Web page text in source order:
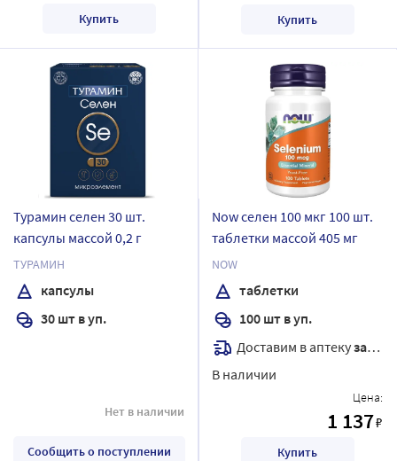
Купить Купить
Турамин селен 30 шт.
капсулы массой 0,2 г
ТУРАМИН
капсулы
30 шт в уп.
Нет в наличии
Сообщить о поступлении
Now селен 100 мкг 100 шт.
таблетки массой 405 мг
NOW
таблетки
100 шт в уп.
Доставим в аптекузавтра
В наличии
Цена:
1 137₽
Купить